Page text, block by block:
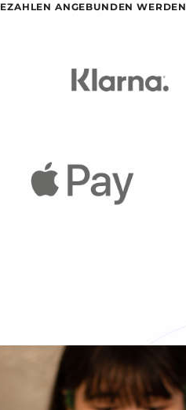
ANGEBUNDEN WERDEN